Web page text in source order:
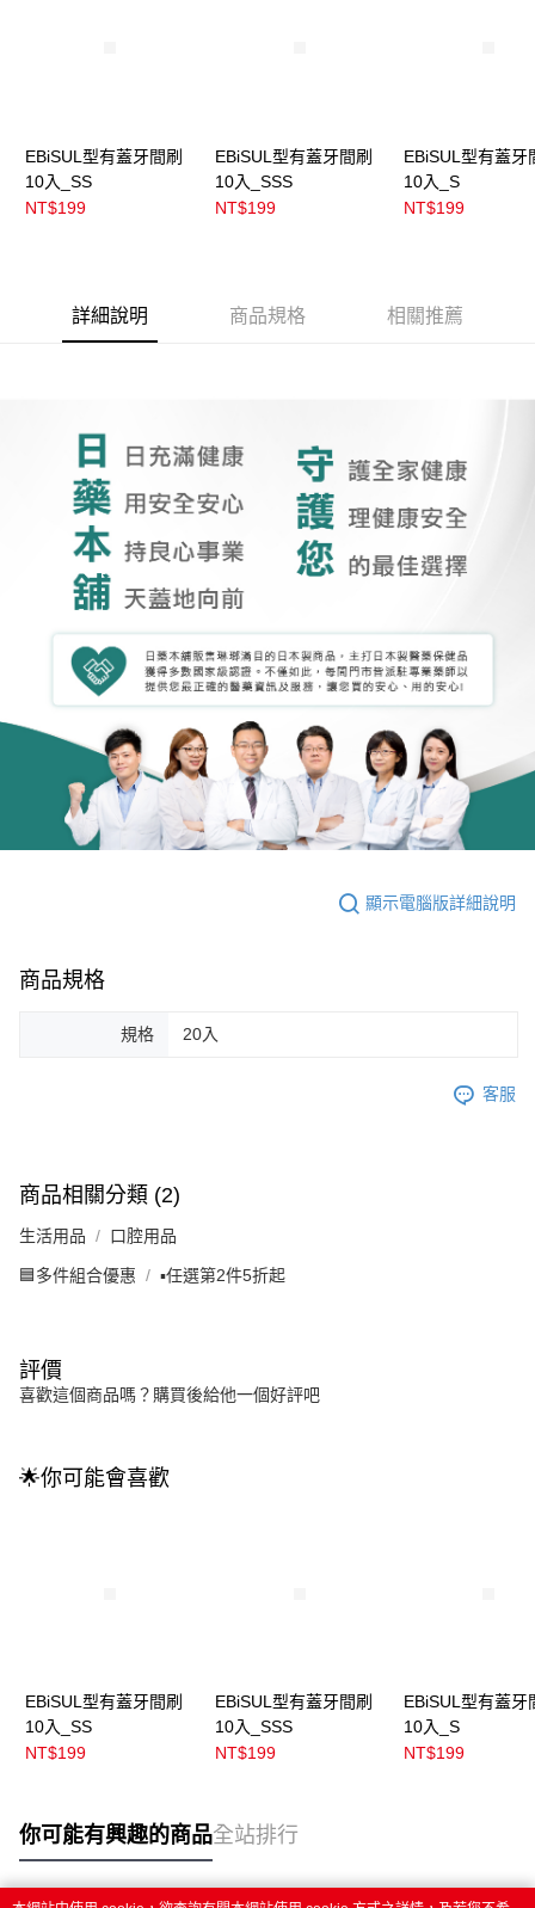
每筆NT$100，滿NT$399(含以上)免運費
EBiSUL型有蓋牙間刷
10入_SS
NT$199
EBiSUL型有蓋牙間刷
10入_SSS
NT$199
EBiSUL型有蓋牙
10入_S
NT$199
詳細說明 商品規格 相關推薦
顯示電腦版詳細說明
商品規格
規格 20入
客服
商品相關分類 (2)
生活用品 口腔用品
🟦多件組合優惠 ▪️任選第2件5折起
評價
喜歡這個商品嗎？購買後給他一個好評吧
🌟你可能會喜歡
EBiSUL型有蓋牙間刷
10入_SS
NT$199
EBiSUL型有蓋牙間刷
10入_SSS
NT$199
EBiSUL型有蓋牙
10入_S
NT$199
你可能有興趣的商品全站排行